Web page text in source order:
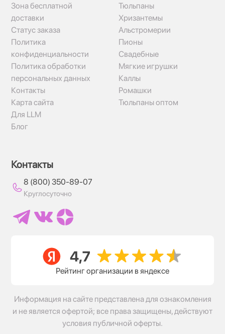
Зона бесплатной
доставки
Статус заказа
Политика
конфиденциальности
Политика обработки
персональных данных
Контакты
Карта сайта
Для LLM
Блог
Тюльпаны
Хризантемы
Альстромерии
Пионы
Свадебные
Мягкие игрушки
Каллы
Ромашки
Тюльпаны оптом
Контакты
8 (800) 350-89-07
Круглосуточно
Рейтинг организации в яндексе
Информация на сайте представлена для ознакомления
и не является офертой; все права защищены, действуют
условия публичной оферты.